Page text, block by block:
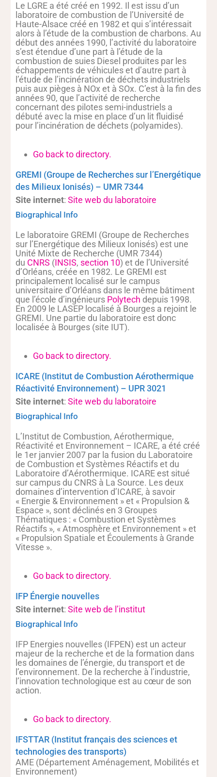
Le LGRE a été créé en 1992. Il est issu d’un
laboratoire de combustion de l’Université de
Haute-Alsace créé en 1982 et qui s’intéressait
alors à l’étude de la combustion de charbons. Au
début des années 1990, l’activité du laboratoire
s’est étendue d’une part à l’étude de la
combustion de suies Diesel produites par les
échappements de véhicules et d’autre part à
l’étude de l’incinération de déchets industriels
puis aux pièges à NOx et à SOx. C’est à la fin des
années 90, que l’activité de recherche
concernant des pilotes semi-industriels a
débuté avec la mise en place d’un lit fluidisé
pour l’incinération de déchets (polyamides).
Go back to directory.
GREMI (Groupe de Recherches sur l’Energétique
des Milieux Ionisés) – UMR 7344
Site internet: Site web du laboratoire
Biographical Info
Le laboratoire GREMI (Groupe de Recherches
sur l’Energétique des Milieux Ionisés) est une
Unité Mixte de Recherche (UMR 7344)
du CNRS (INSIS, section 10) et de l’Université
d’Orléans, créée en 1982. Le GREMI est
principalement localisé sur le campus
universitaire d’Orléans dans le même bâtiment
que l’école d’ingénieurs Polytech depuis 1998.
En 2009 le LASEP localisé à Bourges a rejoint le
GREMI. Une partie du laboratoire est donc
localisée à Bourges (site IUT).
Go back to directory.
ICARE (Institut de Combustion Aérothermique
Réactivité Environnement) – UPR 3021
Site internet: Site web du laboratoire
Biographical Info
L’Institut de Combustion, Aérothermique,
Réactivité et Environnement – ICARE, a été créé
le 1er janvier 2007 par la fusion du Laboratoire
de Combustion et Systèmes Réactifs et du
Laboratoire d’Aérothermique. ICARE est situé
sur campus du CNRS à La Source. Les deux
domaines d’intervention d’ICARE, à savoir
« Energie & Environnement » et « Propulsion &
Espace », sont déclinés en 3 Groupes
Thématiques : « Combustion et Systèmes
Réactifs », « Atmosphère et Environnement » et
« Propulsion Spatiale et Écoulements à Grande
Vitesse ».
Go back to directory.
IFP Énergie nouvelles
Site internet: Site web de l’institut
Biographical Info
IFP Energies nouvelles (IFPEN) est un acteur
majeur de la recherche et de la formation dans
les domaines de l’énergie, du transport et de
l’environnement. De la recherche à l’industrie,
l’innovation technologique est au cœur de son
action.
Go back to directory.
IFSTTAR (Institut français des sciences et
technologies des transports)
AME (Département Aménagement, Mobilités et
Environnement)